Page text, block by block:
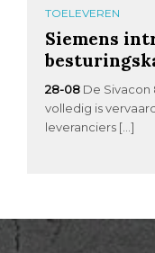
TOELEVEREN
Siemens
28-08 De Sivacon
volledig is
leveranciers […]